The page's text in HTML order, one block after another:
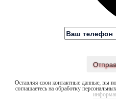
Оставляя свои контактные данные, вы
соглашаетесь на обработку